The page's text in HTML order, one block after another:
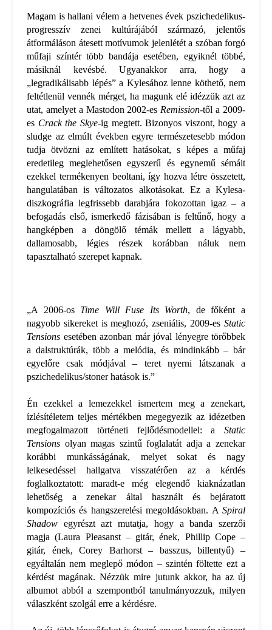
Magam is hallani vélem a hetvenes évek pszichedelikus-
progresszív zenei kultúrájából származó, jelentős
átformáláson átesett motívumok jelenlétét a szóban forgó
műfaji színtér több bandája esetében, egyiknél többé,
másiknál kevésbé. Ugyanakkor arra, hogy a
„legradikálisabb lépés” a Kylesához lenne köthető, nem
feltétlenül vennék mérget, ha magunk elé idézzük azt az
utat, amelyet a Mastodon 2002-es Remission-től a 2009-
es Crack the Skye-ig megtett. Bizonyos viszont, hogy a
sludge az elmúlt években egyre természetesebb módon
tudja ötvözni az említett hatásokat, s képes a műfaj
eredetileg meglehetősen egyszerű és egynemű sémáit
ezekkel termékenyen beoltani, így hozva létre összetett,
hangulatában is változatos alkotásokat. Ez a Kylesa-
diszkográfia legfrissebb darabjára fokozottan igaz – a
befogadás első, ismerkedő fázisában is feltűnő, hogy a
hangképben a döngölő témák mellett a lágyabb,
dallamosabb, légies részek korábban náluk nem
tapasztalható szerepet kapnak.
„A 2006-os Time Will Fuse Its Worth, de főként a
nagyobb sikereket is meghozó, zseniális, 2009-es Static
Tensions esetében azonban már jóval lényegre törőbbek
a dalstruktúrák, több a melódia, és mindinkább – bár
egyelőre csak módjával – teret nyerni látszanak a
pszichedelikus/stoner hatások is.”
Én ezekkel a lemezekkel ismertem meg a zenekart,
ízlésítéletem teljes mértékben megegyezik az idézetben
megfogalmazott történeti fejlődésmodellel: a Static
Tensions olyan magas szintű foglalatát adja a zenekar
korábbi munkásságának, melyet sokat és nagy
lelkesedéssel hallgatva visszatérően az a kérdés
foglalkoztatott: maradt-e még elegendő kiaknázatlan
lehetőség a zenekar által használt és bejáratott
kompozíciós és hangszerelési megoldásokban. A Spiral
Shadow egyrészt azt mutatja, hogy a banda szerzői
magja (Laura Pleasanst – gitár, ének, Phillip Cope –
gitár, ének, Corey Barhorst – basszus, billentyű) –
egyáltalán nem meglepő módon – szintén föltette ezt a
kérdést magának. Nézzük mire jutunk akkor, ha az új
albumot abból a szempontból tanulmányozzuk, milyen
válaszként szolgál erre a kérdésre.